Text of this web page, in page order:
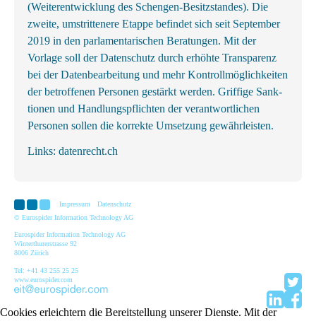
(Weiter­entwicklung des Schengen-Besitz­standes). Die
zweite, um­strittenere Etappe befindet sich seit September
2019 in den parlamentarischen Beratungen. Mit der
Vorlage soll der Datenschutz durch erhöhte Transparenz
bei der Datenbearbeitung und mehr Kontrollmöglichkeiten
der betroffenen Personen gestärkt werden. Griffige Sank­
tionen und Handlungs­pflichten der ver­ant­wortl­ichen
Personen sollen die korrekte Um­setzung gewähr­leisten.
Links: datenrecht.ch
Impressum
Datenschutz
© Eurospider Information Technology AG
Eurospider Information Technology AG
Winterthurerstrasse 92
8006 Zürich
Tel: +41 43 255 25 25
www.eurospider.com
Cookies erleichtern die Bereitstellung unserer Dienste. Mit der